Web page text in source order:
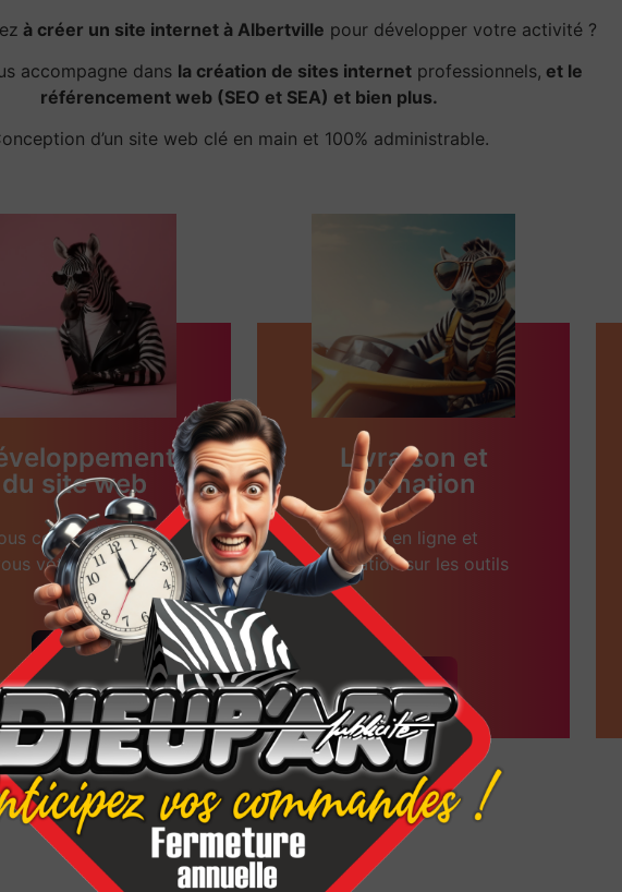
à créer un site internet à Albertville pour développer votre activité ?
accompagne dans la création de sites internet professionnels, et le
référencement web (SEO et SEA) et bien plus.
d’un site web clé en main et 100% administrable.
du site web
concevons avec
votre site web.
Livraison et
formation
Mise en ligne et
formation sur les outils